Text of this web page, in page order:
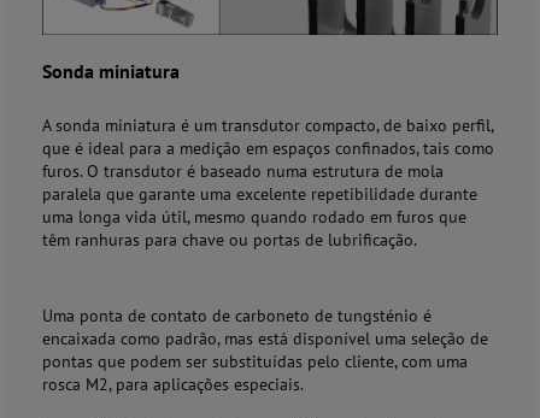
Sonda miniatura
A sonda miniatura é um transdutor compacto, de baixo perfil,
que é ideal para a medição em espaços confinados, tais como
furos. O transdutor é baseado numa estrutura de mola
paralela que garante uma excelente repetibilidade durante
uma longa vida útil, mesmo quando rodado em furos que
têm ranhuras para chave ou portas de lubrificação.
Uma ponta de contato de carboneto de tungsténio é
encaixada como padrão, mas está disponível uma seleção de
pontas que podem ser substituídas pelo cliente, com uma
rosca M2, para aplicações especiais.